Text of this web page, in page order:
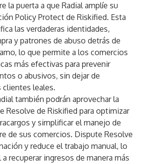
la puerta a que Radial amplíe su
Policy Protect de Riskified. Esta
las verdaderas identidades,
y patrones de abuso detrás de
lo que permite a los comercios
más efectivas para prevenir
o abusivos, sin dejar de
clientes leales.
también podrán aprovechar la
Resolve de Riskified para optimizar
y simplificar el manejo de
de sus comercios. Dispute Resolve
y reduce el trabajo manual, lo
a recuperar ingresos de manera más